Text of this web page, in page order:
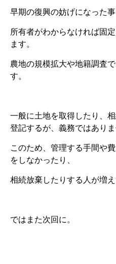
早期の復興の妨げになった事
所有者がわからなければ固
ます。
農地の規模拡大や地籍調査
す。
一般に土地を取得したり、
登記するが、義務ではありま
このため、管理する手間や
をしなかったり、
相続放棄したりする人が増え
ではまた次回に。